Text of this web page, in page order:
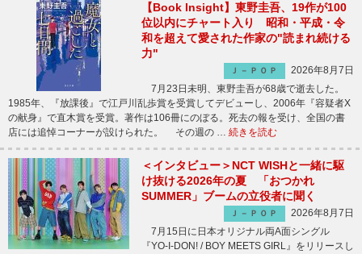
【Book Insight】東野圭吾、19作が100
位以内にチャート入り 昭和・平成・令
和を超えて愛された作家の"読まれ続ける
力"
Ｊ－ＰＯＰ
2026年8月7日
7月23日未明、東野圭吾が68歳で逝去した。
1985年、『放課後』で江戸川乱歩賞を受賞してデビューし、2006年『容疑者X
の献身』で直木賞を受賞。著作は106冊にのぼる。死去の報を受け、全国の書
店には追悼コーナーが設けられた。 その週の … 続きを読む
＜インタビュー＞NCT WISHと一緒に駆
け抜ける2026年の夏 「おつかれ
SUMMER」ブームの立役者に聞く
Ｊ－ＰＯＰ
2026年8月7日
7月15日に日本オリジナル両A面シングル
『YO-I-DON! / BOY MEETS GIRL』をリリースし